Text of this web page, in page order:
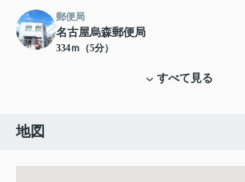
郵便局
名古屋烏森郵便局
334ｍ（5分）
すべて見る
地図